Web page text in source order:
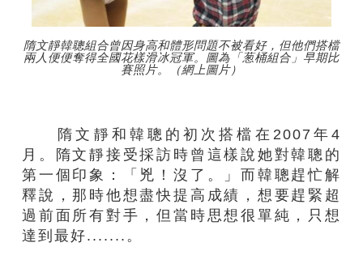
隋文靜韓聰組合曾因身高和體形問題不被看好，但他們搭檔
兩人便便奪得全國花樣滑冰冠軍。圖為「葱桶組合」早期比
賽照片。（網上圖片）
隋文靜和韓聰的初次搭檔在2007年4
月。隋文靜接受採訪時曾這樣說她對韓聰的
第一個印象：「兇！沒了。」而韓聰趕忙解
釋說，那時他想盡快提高成績，想要趕緊超
過前面所有對手，但當時思想很單純，只想
達到最好.......。